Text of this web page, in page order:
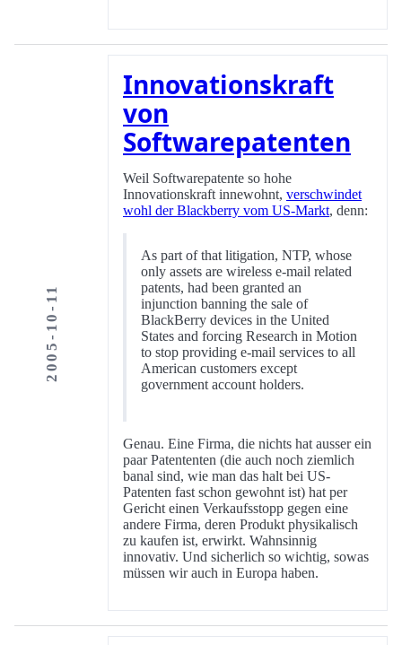
2005-10-11
Innovationskraft
von
Softwarepatenten
Weil Softwarepatente so hohe
Innovationskraft innewohnt, verschwindet
wohl der Blackberry vom US-Markt, denn:
As part of that litigation, NTP, whose
only assets are wireless e-mail related
patents, had been granted an
injunction banning the sale of
BlackBerry devices in the United
States and forcing Research in Motion
to stop providing e-mail services to all
American customers except
government account holders.
Genau. Eine Firma, die nichts hat ausser ein
paar Patententen (die auch noch ziemlich
banal sind, wie man das halt bei US-
Patenten fast schon gewohnt ist) hat per
Gericht einen Verkaufsstopp gegen eine
andere Firma, deren Produkt physikalisch
zu kaufen ist, erwirkt. Wahnsinnig
innovativ. Und sicherlich so wichtig, sowas
müssen wir auch in Europa haben.